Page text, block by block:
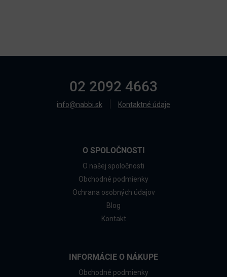
02 2092 4663
info@nabbi.sk Kontaktné údaje
O SPOLOČNOSTI
O našej spoločnosti
Obchodné podmienky
Ochrana osobných údajov
Blog
Kontakt
INFORMÁCIE O NÁKUPE
Obchodné podmienky